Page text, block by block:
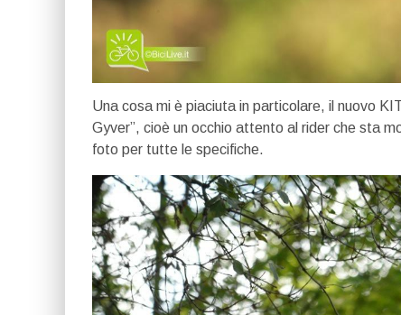
Una cosa mi è piaciuta in particolare, il nuovo
Gyver”, cioè un occhio attento al rider che sta
foto per tutte le specifiche.